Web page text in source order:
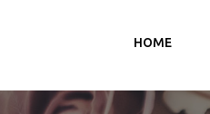
HOME